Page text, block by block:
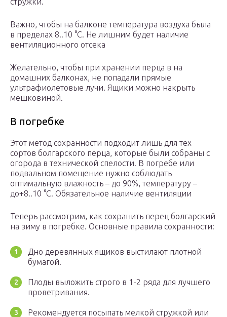
Важно, чтобы на балконе температура воздуха была
в пределах 8..10 °С. Не лишним будет наличие
вентиляционного отсека
Желательно, чтобы при хранении перца в на
домашних балконах, не попадали прямые
ультрафиолетовые лучи. Ящики можно накрыть
мешковиной.
В погребке
Этот метод сохранности подходит лишь для тех
сортов болгарского перца, которые были собраны с
огорода в технической спелости. В погребе или
подвальном помещение нужно соблюдать
оптимальную влажность – до 90%, температуру –
до+8..10 °С. Обязательное наличие вентиляции
Теперь рассмотрим, как сохранить перец болгарский
на зиму в погребке. Основные правила сохранности:
Дно деревянных ящиков выстилают плотной
бумагой.
Плоды выложить строго в 1-2 ряда для лучшего
проветривания.
Рекомендуется посыпать мелкой стружкой или